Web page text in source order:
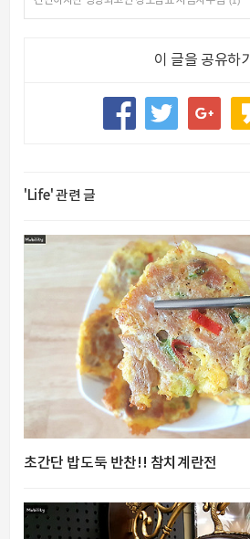
이 글을 공유하기
'Life' 관련 글
초간단 밥도둑 반찬!! 참치계란전